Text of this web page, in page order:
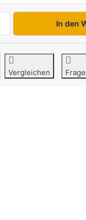
H752010 Startrailer
In den
Vergleichen